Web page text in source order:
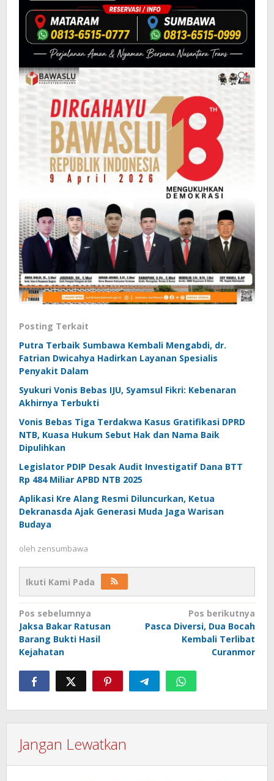
Posting Terkait
Putra Terbaik Sumbawa Kembali Mengabdi, dr.
Fatrian Dwicahya Hadirkan Layanan Spesialis
Penyakit Dalam
Syukuri Vonis Bebas IJU, Syamsul Fikri: Kebenaran
Akhirnya Terbukti
Vonis Bebas Tiga Terdakwa Kasus Gratifikasi DPRD
NTB, Kuasa Hukum Sebut Hak dan Nama Baik
Dipulihkan
Legislator PDIP Desak Audit Investigatif Dana BTT
Rp 484 Miliar APBD NTB 2025
Aplikasi Kre Alang Resmi Diluncurkan, Ketua
Dekranasda Ajak Generasi Muda Jaga Warisan
Budaya
oleh zensumbawa
Ikuti Kami Pada
Navigasi
pos
Pos sebelumnya
Jaksa Bakar Ratusan
Barang Bukti Hasil
Kejahatan
Pos berikutnya
Pasca Diversi, Dua Bocah
Kembali Terlibat
Curanmor
Jangan Lewatkan